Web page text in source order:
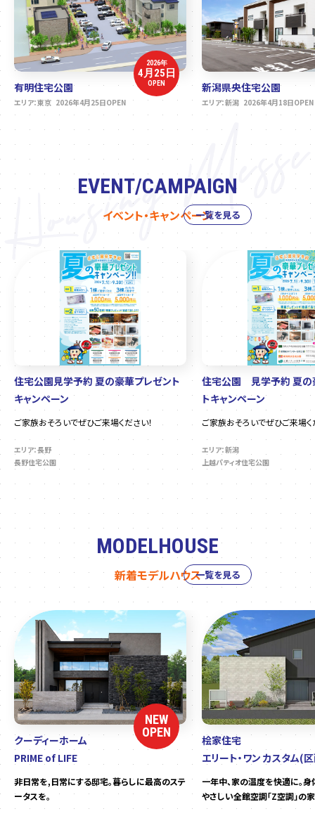
2026年
4月25日
OPEN
有明住宅公園
エリア：東京 2026年4月25日OPEN
新潟県央住宅公園
エリア：新潟 2026年4月18日OPEN
EVENT/CAMPAIGN
イベント・キャンペーン
住宅公園見学予約 夏の豪華プレゼント
キャンペーン
ご家族おそろいでぜひご来場ください！
エリア：長野
長野住宅公園
住宅公園 見学予約 夏の
トキャンペーン
ご家族おそろいでぜひご来場く
エリア：新潟
上越パティオ住宅公園
一覧を見る
MODELHOUSE
新着モデルハウス
NEW
OPEN
クーディーホーム
PRIME of LIFE
非日常を,日常にする邸宅。暮らしに最高のステ
ータスを。
桧家住宅
エリート・ワン カスタム(
一年中、家の温度を快適に。
やさしい全館空調「Z空調」の家
一覧を見る